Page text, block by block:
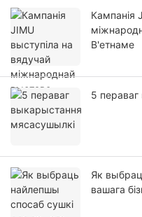
Кампанія
В'етнаме
5
Як
вашага